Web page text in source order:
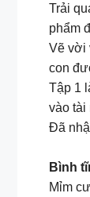
Trải
phẩm
Vẽ vời
con
Tập 1
vào tài
Đã
Bình
Mỉm